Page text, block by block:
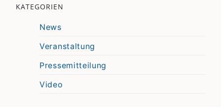
KATEGORIEN
News
Veranstaltung
Pressemitteilung
Video